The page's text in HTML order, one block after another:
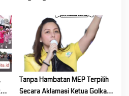
Persiapan Lanjutan Program
Kerja Tahun 2026
Tanpa Hambatan MEP Terpilih
Secara Aklamasi Ketua Golkar